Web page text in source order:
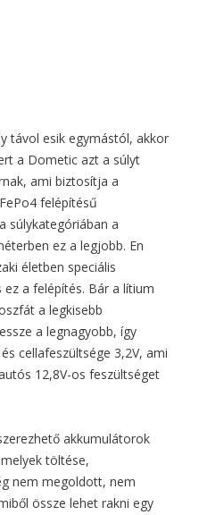
távol esik egymástól, akkor
a Dometic azt a súlyt
ami biztosítja a
felépítésű
súlykategóriában a
ez a legjobb. En
életben speciális
a felépítés. Bár a lítium
a legkisebb
a legnagyobb, így
cellafeszültsége 3,2V, ami
12,8V-os feszültséget
akkumulátorok
töltése,
nem megoldott, nem
össze lehet rakni egy